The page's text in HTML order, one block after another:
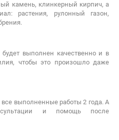
камень, клинкерный кирпич, а
растения, рулонный газон,
выполнен качественно и в
чтобы это произошло даже
выполненные работы 2 года. А
и помощь после